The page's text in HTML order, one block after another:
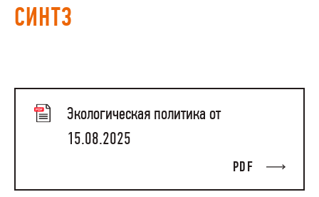
ЗАКУПКИ
СИНТЗ
Экологическая политика от
15.08.2025
PDF